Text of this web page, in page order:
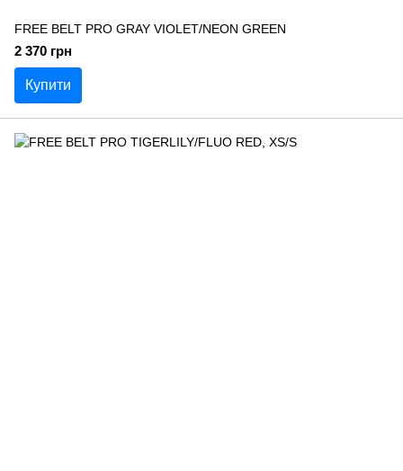
FREE BELT PRO GRAY VIOLET/NEON GREEN
2 370 грн
Купити